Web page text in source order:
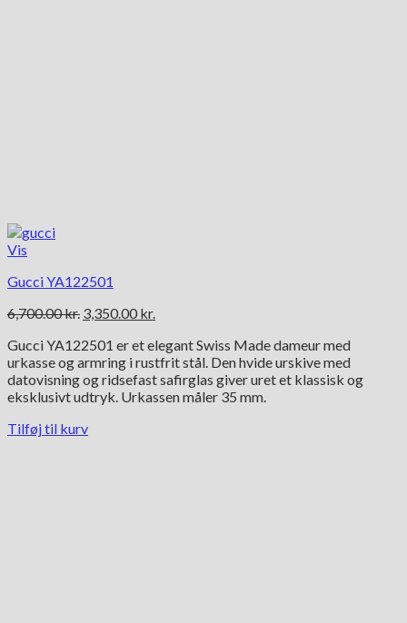
Vis
Gucci YA122501
6,700.00kr. Den
pris
var:
6,700.00 kr..
3,350.00 kr.
pris
er:
3,350.00 kr..
Gucci YA122501 er et elegant Swiss Made dameur med
urkasse og armring i rustfrit stål. Den hvide urskive med
datovisning og ridsefast safirglas giver uret et klassisk og
eksklusivt udtryk. Urkassen måler 35 mm.
Tilføj til kurv